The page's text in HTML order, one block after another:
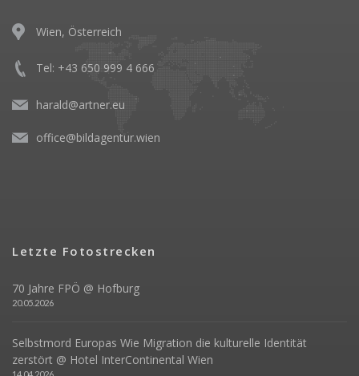
Wien, Österreich
Tel: +43 650 999 4 666
harald@artner.eu
office@bildagentur.wien
Letzte Fotostrecken
70 Jahre FPÖ @ Hofburg
20.05.2026
Selbstmord Europas Wie Migration die kulturelle Identität
zerstört @ Hotel InterContinental Wien